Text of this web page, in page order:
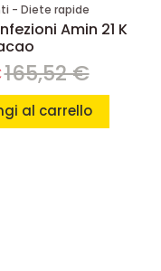
- Diete rapide
Amin 21 K
165,52 €
al carrello